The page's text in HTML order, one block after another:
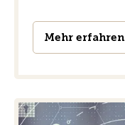
Mehr erfahren